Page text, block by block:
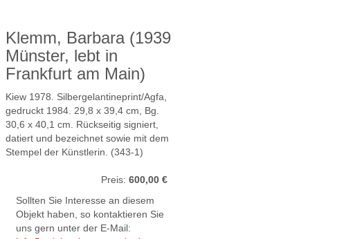
Klemm, Barbara (1939
Münster, lebt in
Frankfurt am Main)
Kiew 1978. Silbergelantineprint/Agfa,
gedruckt 1984. 29,8 x 39,4 cm, Bg.
30,6 x 40,1 cm. Rückseitig signiert,
datiert und bezeichnet sowie mit dem
Stempel der Künstlerin. (343-1)
Preis: 600,00 €
Sollten Sie Interesse an diesem
Objekt haben, so kontaktieren Sie
uns gern unter der E-Mail: